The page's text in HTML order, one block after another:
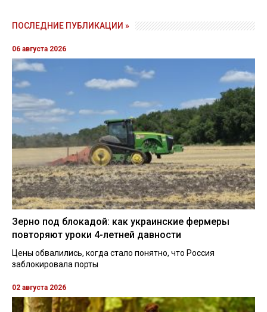
ПОСЛЕДНИЕ ПУБЛИКАЦИИ »
06 августа 2026
Зерно под блокадой: как украинские фермеры
повторяют уроки 4-летней давности
Цены обвалились, когда стало понятно, что Россия
заблокировала порты
02 августа 2026